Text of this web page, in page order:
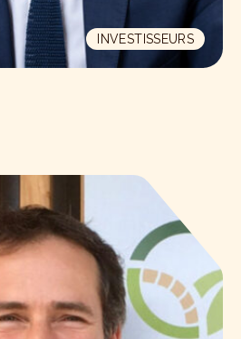
INVESTISSEURS